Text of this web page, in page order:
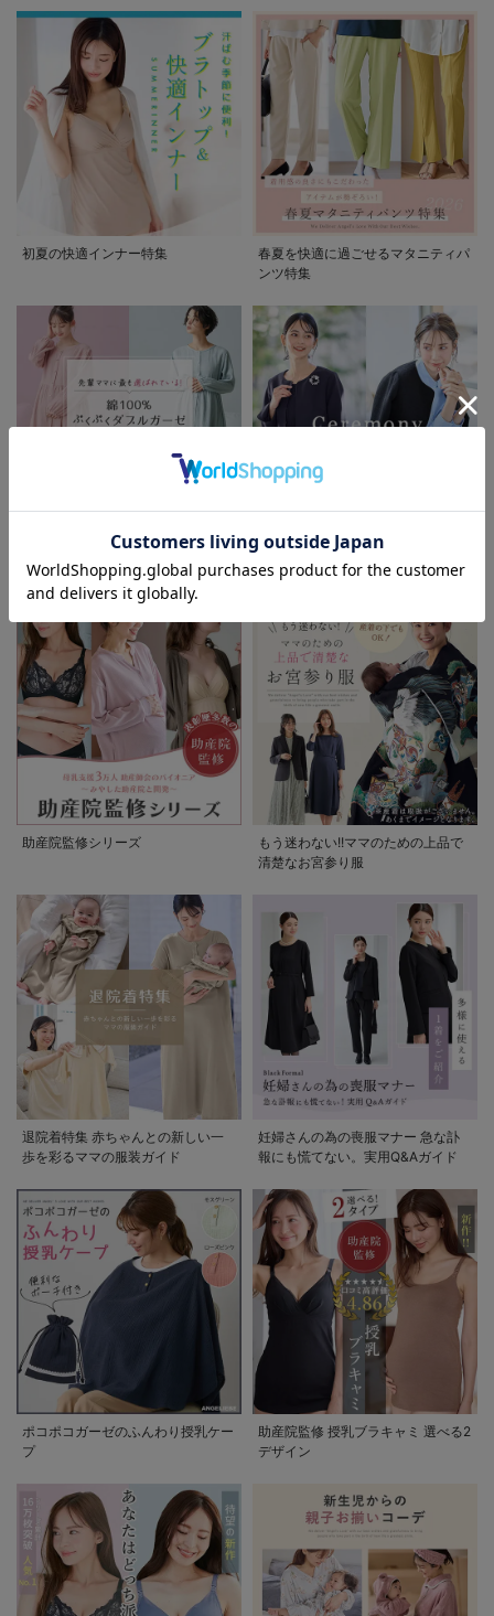
初夏の快適インナー特集
春夏を快適に過ごせるマタニティパ
ンツ特集
先輩ママに最も選ばれている!ぷく
ぷくダブルガーゼパジャマシリーズ
着回しが効く最新ハレの日スタイル
セレモニー6シーン
助産院監修シリーズ
もう迷わない!!ママのための上品で
清楚なお宮参り服
退院着特集 赤ちゃんとの新しい一
歩を彩るママの服装ガイド
妊婦さんの為の喪服マナー 急な訃
報にも慌てない。実用Q&Aガイド
ポコポコガーゼのふんわり授乳ケー
プ
助産院監修 授乳ブラキャミ 選べる2
デザイン
お気に入り商品を確認する